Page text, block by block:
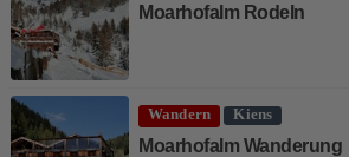
Moarhofalm Rodeln
Wandern Kiens
Moarhofalm Wanderung